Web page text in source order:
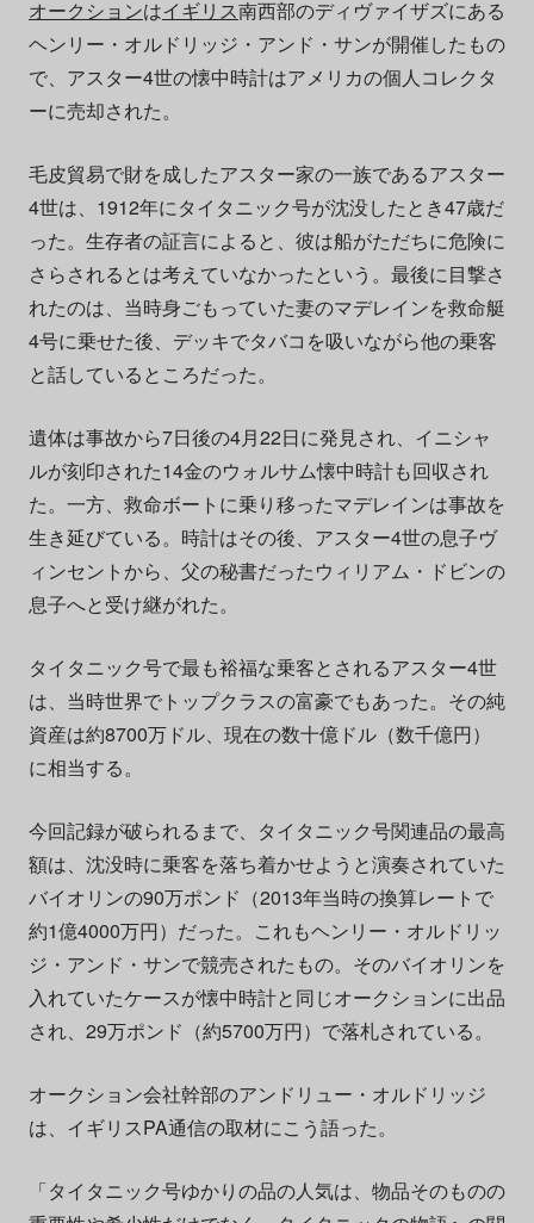
オークションはイギリス南西部のディヴァイザズにある
ヘンリー・オルドリッジ・アンド・サンが開催したもの
で、アスター4世の懐中時計はアメリカの個人コレクタ
ーに売却された。
毛皮貿易で財を成したアスター家の一族であるアスター
4世は、1912年にタイタニック号が沈没したとき47歳だ
った。生存者の証言によると、彼は船がただちに危険に
さらされるとは考えていなかったという。最後に目撃さ
れたのは、当時身ごもっていた妻のマデレインを救命艇
4号に乗せた後、デッキでタバコを吸いながら他の乗客
と話しているところだった。
遺体は事故から7日後の4月22日に発見され、イニシャ
ルが刻印された14金のウォルサム懐中時計も回収され
た。一方、救命ボートに乗り移ったマデレインは事故を
生き延びている。時計はその後、アスター4世の息子ヴ
ィンセントから、父の秘書だったウィリアム・ドビンの
息子へと受け継がれた。
タイタニック号で最も裕福な乗客とされるアスター4世
は、当時世界でトップクラスの富豪でもあった。その純
資産は約8700万ドル、現在の数十億ドル（数千億円）
に相当する。
今回記録が破られるまで、タイタニック号関連品の最高
額は、沈没時に乗客を落ち着かせようと演奏されていた
バイオリンの90万ポンド（2013年当時の換算レートで
約1億4000万円）だった。これもヘンリー・オルドリッ
ジ・アンド・サンで競売されたもの。そのバイオリンを
入れていたケースが懐中時計と同じオークションに出品
され、29万ポンド（約5700万円）で落札されている。
オークション会社幹部のアンドリュー・オルドリッジ
は、イギリスPA通信の取材にこう語った。
「タイタニック号ゆかりの品の人気は、物品そのものの